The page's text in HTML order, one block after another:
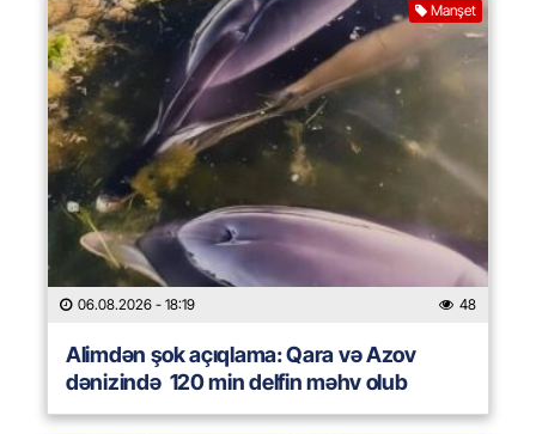
Manşet
06.08.2026 - 18:19 48
Alimdən şok açıqlama: Qara və Azov
dənizində 120 min delfin məhv olub